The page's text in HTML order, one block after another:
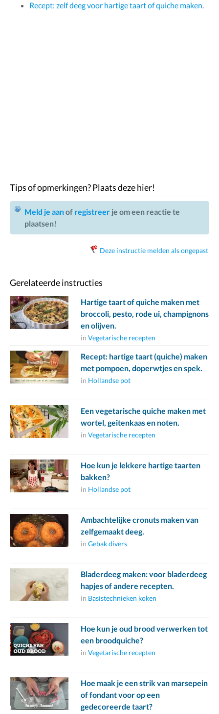
Recept: zelf deeg voor hartige taart of quiche maken.
Tips of opmerkingen? Plaats deze hier!
Meld je aanof registreer je om een reactie te
plaatsen!
Deze instructie melden als ongepast
Gerelateerde instructies
Hartige taart of quiche maken met
broccoli, pesto, rode ui, champignons
en olijven.
in Vegetarische recepten
Recept: hartige taart (quiche) maken
met pompoen, doperwtjes en spek.
in Hollandse pot
Een vegetarische quiche maken met
wortel, geitenkaas en noten.
in Vegetarische recepten
Hoe kun je lekkere hartige taarten
bakken?
in Hollandse pot
Ambachtelijke cronuts maken van
zelfgemaakt deeg.
in Gebak divers
Bladerdeeg maken: voor bladerdeeg
hapjes of andere recepten.
in Basistechnieken koken
Hoe kun je oud brood verwerken tot
een broodquiche?
in Vegetarische recepten
Hoe maak je een strik van marsepein
of fondant voor op een
gedecoreerde taart?